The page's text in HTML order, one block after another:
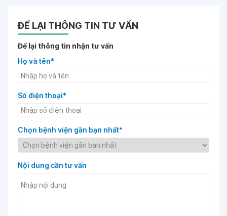
ĐỂ LẠI THÔNG TIN TƯ VẤN
Để lại thông tin nhận tư vấn
Họ và tên*
Số điện thoại*
Chọn bệnh viện gần bạn nhất*
Nội dung cần tư vấn